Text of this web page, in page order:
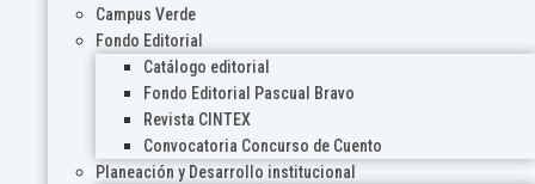
Campus Verde
Fondo Editorial
Catálogo editorial
Fondo Editorial Pascual Bravo
Revista CINTEX
Convocatoria Concurso de Cuento
Planeación y Desarrollo institucional